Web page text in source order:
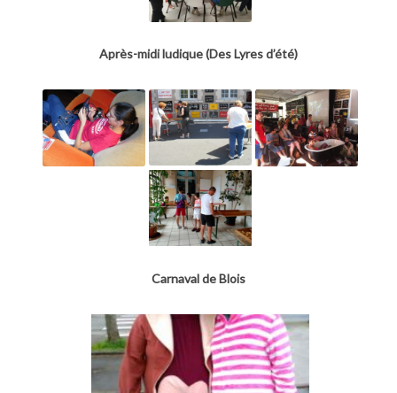
Après-midi ludique (Des Lyres d’été)
Carnaval de Blois